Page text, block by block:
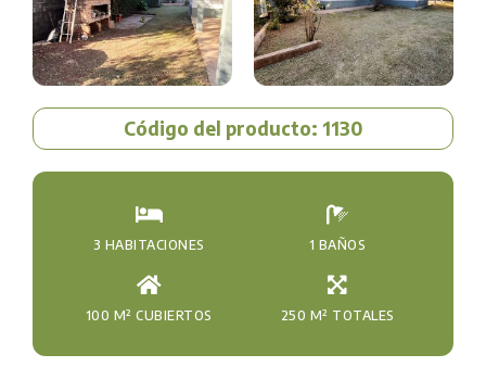
Código del producto: 1130
3 HABITACIONES 1 BAÑOS
100 M² CUBIERTOS 250 M² TOTALES